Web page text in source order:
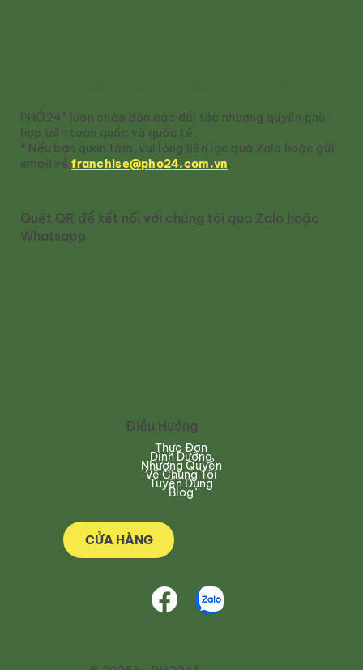
Điều Hướng
Thực Đơn
Dinh Dưỡng
Nhượng Quyền
Về Chúng Tôi
Tuyển Dụng
Blog
CỬA HÀNG
PHỞ24® luôn chào đón các đối tác nhượng quyền phù
hợp trên toàn quốc và quốc tế.
* Nếu bạn quan tâm, vui lòng liên lạc qua Zalo hoặc gửi
email vềfranchise@pho24.com.vn.
Quét QR để kết nối với chúng tôi qua Zalo hoặc
Whatsapp